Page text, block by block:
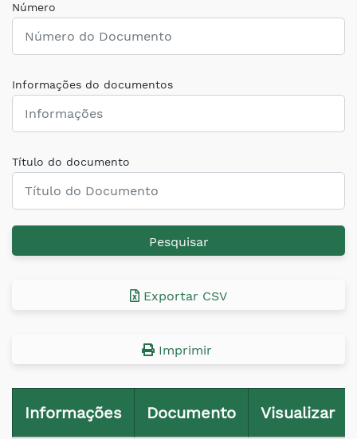
Número
Informações do documentos
Título do documento
Pesquisar
Exportar CSV
Imprimir
Informações Documento Visualizar